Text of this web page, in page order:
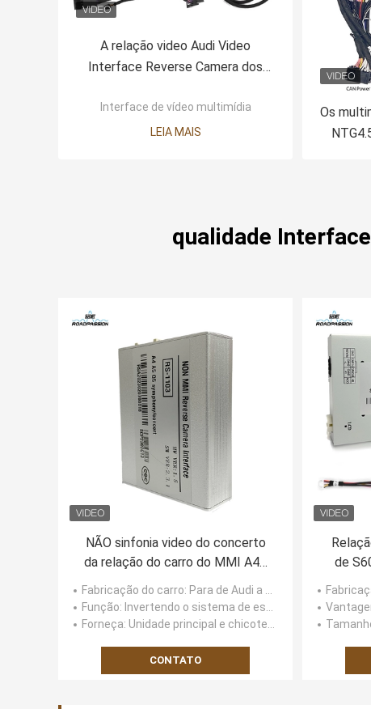
A relação video Audi Video
Interface Reverse Camera dos
ENTRA
Interface de vídeo multimídia
LEIA MAIS
Os
qualidade
NÃO sinfonia video do concerto
da relação do carro do MMI A4L
A5 Q5 para Audi Parking Camera
Fabricação do carro: Para de Audi a sinfonia do concerto do MMI A4L A5 Q5 NÃO
Função: Invertendo o sistema de estacionamento da assistência
Forneça: Unidade principal e chicote de fios
CONTATO
de